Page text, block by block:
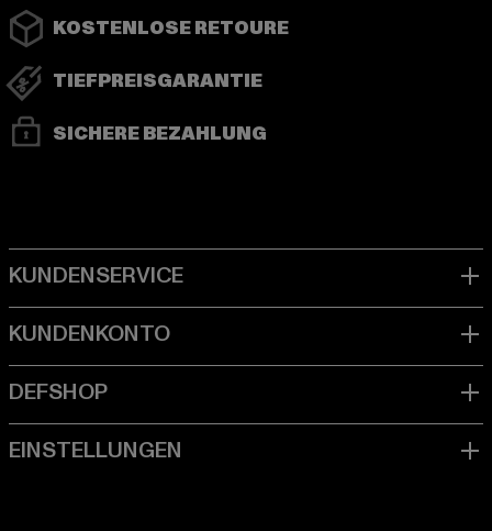
KOSTENLOSE RETOURE
TIEFPREISGARANTIE
SICHERE BEZAHLUNG